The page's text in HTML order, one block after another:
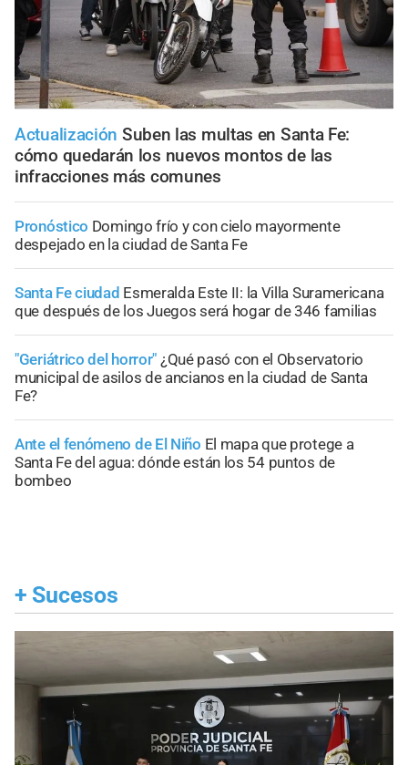
Actualización Suben las multas en Santa Fe:
cómo quedarán los nuevos montos de las
infracciones más comunes
Pronóstico Domingo frío y con cielo mayormente
despejado en la ciudad de Santa Fe
Santa Fe ciudad Esmeralda Este II: la Villa Suramericana
que después de los Juegos será hogar de 346 familias
"Geriátrico del horror" ¿Qué pasó con el Observatorio
municipal de asilos de ancianos en la ciudad de Santa
Fe?
Ante el fenómeno de El Niño El mapa que protege a
Santa Fe del agua: dónde están los 54 puntos de
bombeo
+ Sucesos